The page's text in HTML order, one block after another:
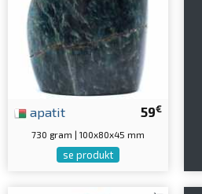
59€
apatit
730 gram | 100x80x45 mm
se produkt